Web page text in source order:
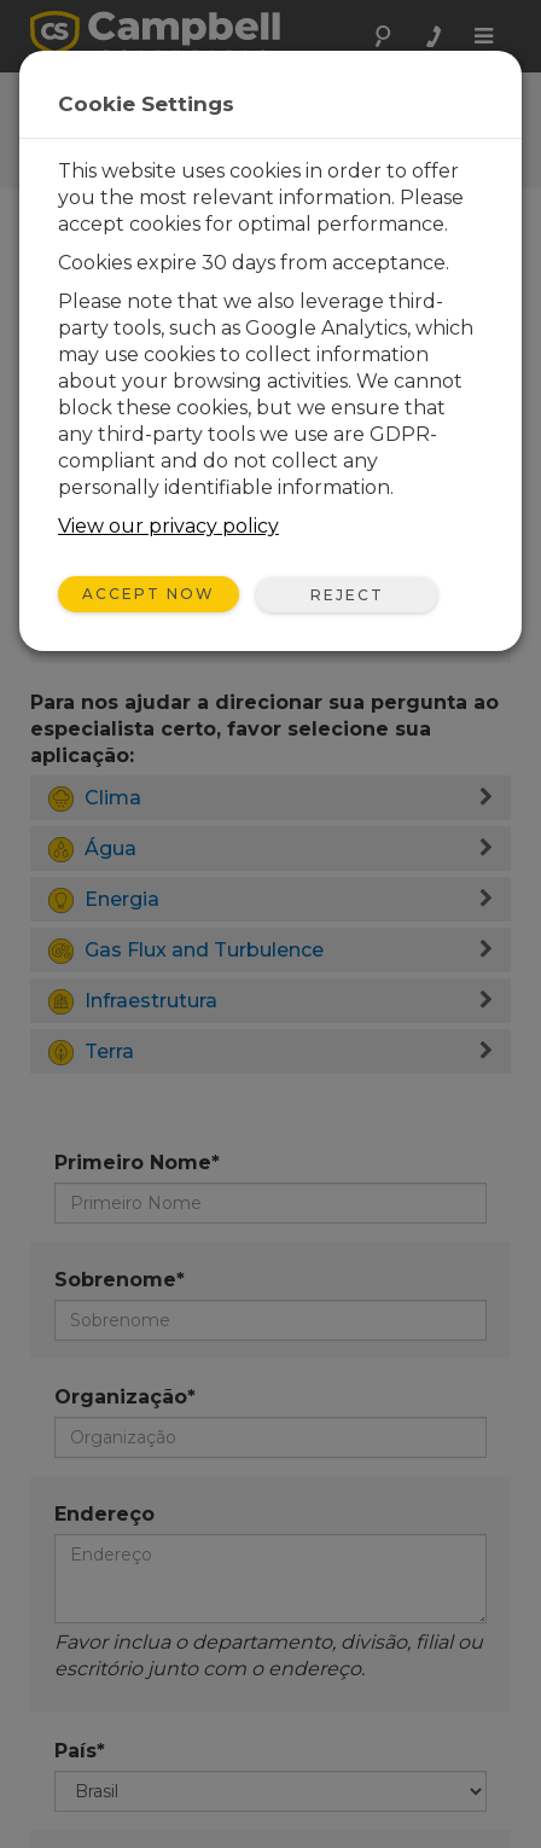
Toggle
Ask a Question
Typical response time of one
business day
nossos especialistas entrará em contato com você.
*=campo obrigatório.
Favor selecionar seu tipo de pergunta:
Vendas
Suporte
Insira sua pergunta aqui:
Para nos ajudar a direcionar sua pergunta ao
especialista certo, favor selecione sua
aplicação:
Clima
Água
Energia
Gas Flux and Turbulence
Infraestrutura
Terra
Primeiro Nome*
Sobrenome*
Organização*
Endereço
Favor inclua o departamento, divisão, filial ou
escritório junto com o endereço.
País*
Cookie Settings
This website uses cookies in order to offer
you the most relevant information. Please
accept cookies for optimal performance.
Cookies expire 30 days from acceptance.
Please note that we also leverage third-
party tools, such as Google Analytics, which
may use cookies to collect information
about your browsing activities. We cannot
block these cookies, but we ensure that
any third-party tools we use are GDPR-
compliant and do not collect any
personally identifiable information.
View our privacy policy
ACCEPT NOW REJECT